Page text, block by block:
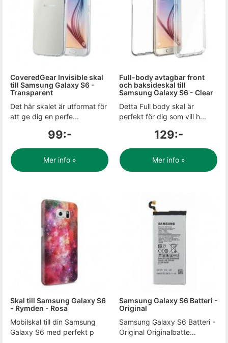
CoveredGear Invisible skal
till Samsung Galaxy S6 -
Transparent
Det här skalet är utformat för
att ge dig en perfe...
99:-
Mer info »
Full-body avtagbar front
och baksideskal till
Samsung Galaxy S6 - Clear
Detta Full body skal är
perfekt för dig som vill h...
129:-
Mer info »
Skal till Samsung Galaxy S6
- Rymden - Rosa
Mobilskal till din Samsung
Galaxy S6 med perfekt p
Samsung Galaxy S6 Batteri -
Original
Samsung Galaxy S6 Batteri -
Original Originalbatte...